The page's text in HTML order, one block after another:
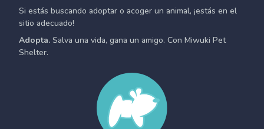
Si estás buscando adoptar o acoger un animal, ¡estás en el
sitio adecuado!
Adopta. Salva una vida, gana un amigo. Con Miwuki Pet
Shelter.